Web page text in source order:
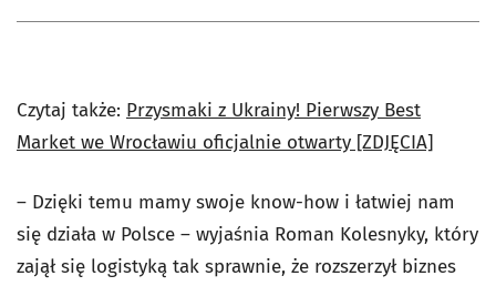
Czytaj także: Przysmaki z Ukrainy! Pierwszy Best
Market we Wrocławiu oficjalnie otwarty [ZDJĘCIA]
– Dzięki temu mamy swoje know-how i łatwiej nam
się działa w Polsce – wyjaśnia Roman Kolesnyky, który
zajął się logistyką tak sprawnie, że rozszerzył biznes